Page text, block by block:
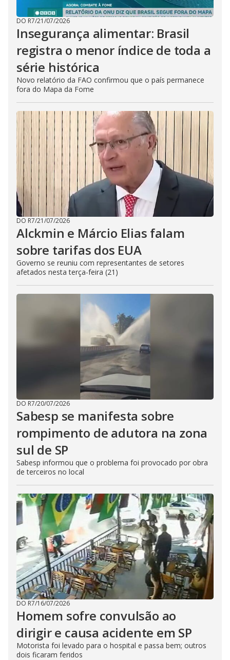
DO R7/21/07/2026
Insegurança alimentar: Brasil
registra o menor índice de toda a
série histórica
Novo relatório da FAO confirmou que o país permanece
fora do Mapa da Fome
DO R7/21/07/2026
Alckmin e Márcio Elias falam
sobre tarifas dos EUA
Governo se reuniu com representantes de setores
afetados nesta terça-feira (21)
DO R7/20/07/2026
Sabesp se manifesta sobre
rompimento de adutora na zona
sul de SP
Sabesp informou que o problema foi provocado por obra
de terceiros no local
DO R7/16/07/2026
Homem sofre convulsão ao
dirigir e causa acidente em SP
Motorista foi levado para o hospital e passa bem; outros
dois ficaram feridos